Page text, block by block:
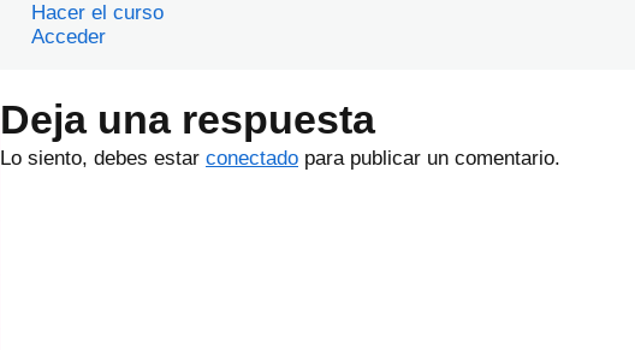
Hacer el curso
Acceder
Deja una respuesta
Lo siento, debes estar conectado para publicar un comentario.